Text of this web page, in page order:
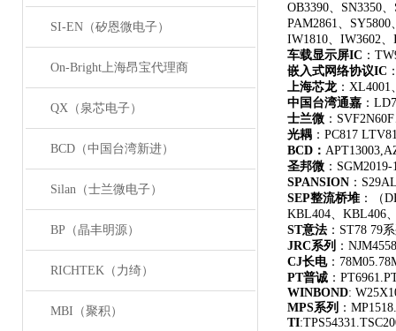
SI-EN（矽恩微电子）
On-Bright上海昂宝代理商
QX（泉芯电子）
BCD（中国台湾新进）
Silan（士兰微电子）
BP（晶丰明源）
RICHTEK（力绮）
MBI（聚积）
OB3390、SN3350
PAM2861、
IW1810、IW3602
车载显示屏IC ：
嵌入式网络协议IC
上海芯龙：XL4001
中国台湾通嘉 ：
士兰微 ：
光耦 ：PC817
BCD ：
圣邦微 ：
SPANSION ：
SEP整流桥堆 ：（
KBL404、KBL406
ST意法 ：ST78 79
JRC系列 ：
CJ长电：
PT普诚 ：
WINBOND:
MPS系列 ：
TI